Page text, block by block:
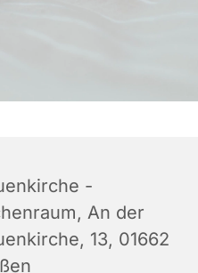
-
An der
13, 01662